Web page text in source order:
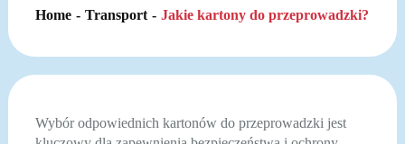
Home Transport Jakie kartony do przeprowadzki?
Wybór odpowiednich kartonów do przeprowadzki jest